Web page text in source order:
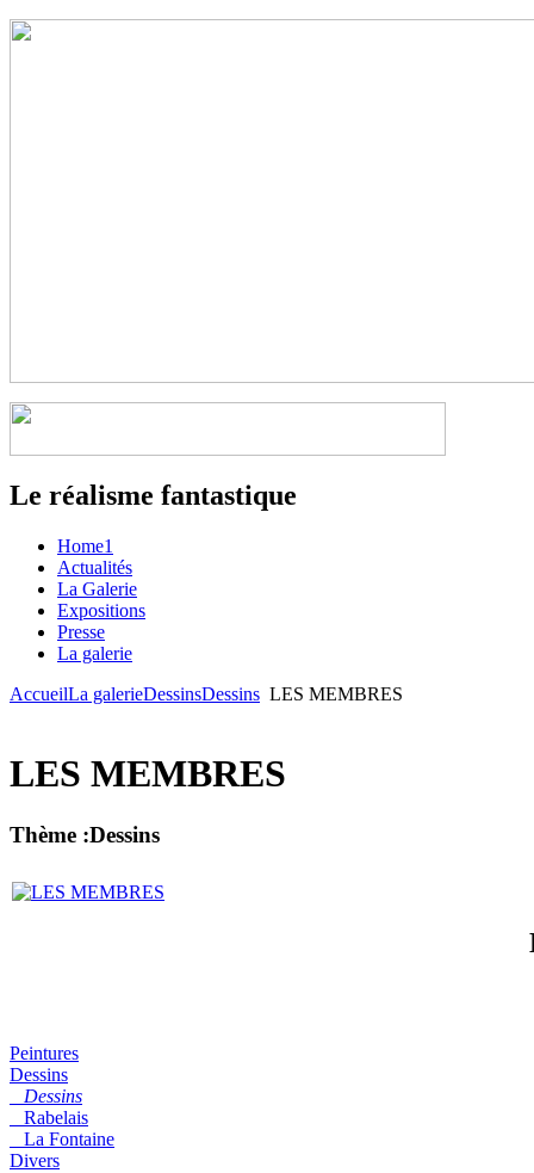
Le réalisme fantastique
Home1
Actualités
La Galerie
Expositions
Presse
La galerie
AccueilLa galerieDessinsDessins LES MEMBRES
LES MEMBRES
Thème :Dessins
Peintures
Dessins
Dessins
Rabelais
La Fontaine
Divers